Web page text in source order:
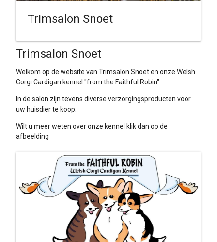
Trimsalon Snoet
Trimsalon Snoet
Welkom op de website van Trimsalon Snoet en onze Welsh
Corgi Cardigan kennel "from the Faithful Robin"
In de salon zijn tevens diverse verzorgingsproducten voor
uw huisdier te koop.
Wilt u meer weten over onze kennel klik dan op de
afbeelding